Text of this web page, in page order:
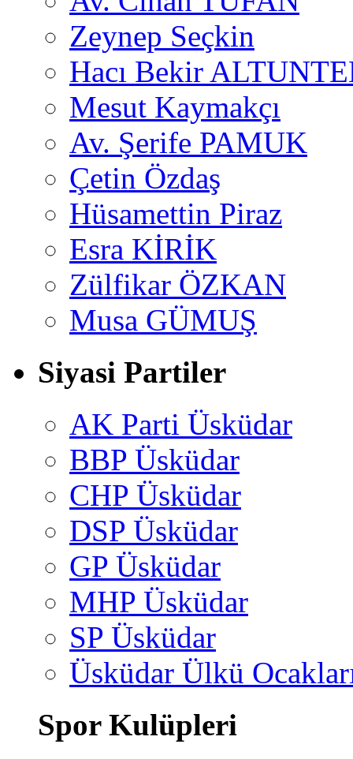
Zeynep Seçkin
Hacı Bekir
Mesut Kaymakçı
Av. Şerife PAMUK
Çetin Özdaş
Hüsamettin Piraz
Esra KİRİK
Zülfikar ÖZKAN
Musa GÜMUŞ
Siyasi Partiler
AK Parti Üsküdar
BBP Üsküdar
CHP Üsküdar
DSP Üsküdar
GP Üsküdar
MHP Üsküdar
SP Üsküdar
Üsküdar Ülkü
Spor Kulüpleri